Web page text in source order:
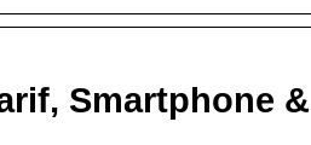
Smartphone &